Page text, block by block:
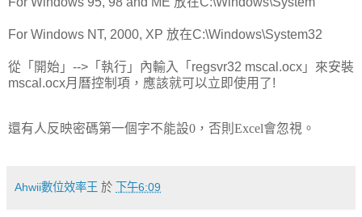
For Windows NT, 2000, XP 放在C:\Windows\System32
從「開始」-->「執行」內輸入「regsvr32 mscal.ocx」來安裝
mscal.ocx月曆控制項，應該就可以立即使用了!
還有人反映密碼第一個字不能設0 ，否則 Excel會忽視。
Ahwii數位效率王 於 下午6:09